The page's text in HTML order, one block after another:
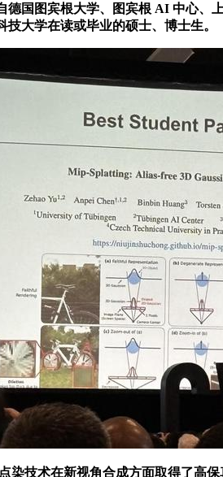
图宾根大学、图宾根 AI 中心、上
技大学在读或毕业的硕士、博士生。
技术在新视角合成方面取得了高保